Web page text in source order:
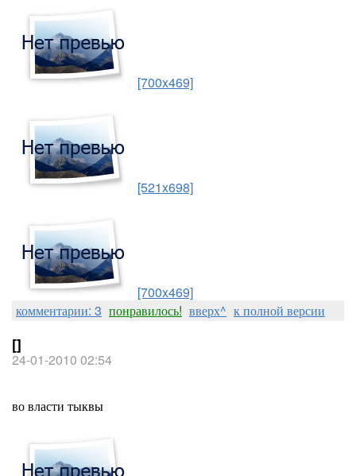
[700x469]
[521x698]
[700x469]
комментарии: 3 понравилось! вверх^ к полной версии
[]
24-01-2010 02:54
во власти тыквы